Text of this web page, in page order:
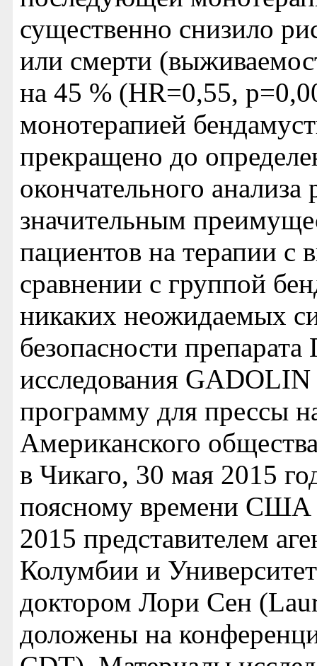
существенно снизило
или смерти
на 45 % (HR=0,55,
монотерапией
прекращено до
окончательного анализа
значительным
пациентов на терапии с
сравнении с группой
никаких неожидаемых
безопасности
исследования
программу для прессы
Американского
в Чикаго, 30 мая 2015
поясному времени США
2015 представителем
Колумбии и
доктором Лори Сен
доложены на